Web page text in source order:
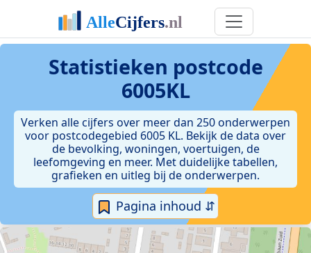
Statistieken postcode
6005KL
Verken alle cijfers over meer dan 250 onderwerpen
voor postcodegebied 6005 KL. Bekijk de data over
de bevolking, woningen, voertuigen, de
leefomgeving en meer. Met duidelijke tabellen,
grafieken en uitleg bij de onderwerpen.
Pagina inhoud ⇵